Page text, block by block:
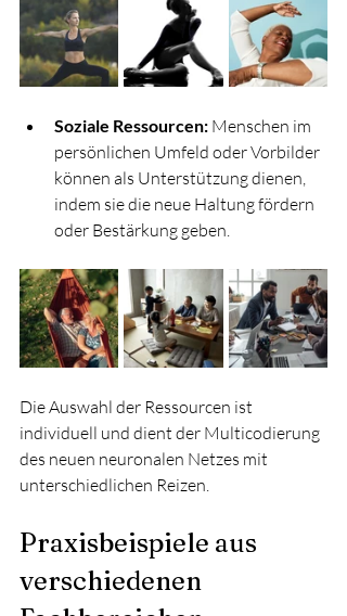
Soziale Ressourcen: Menschen im
persönlichen Umfeld oder Vorbilder
können als Unterstützung dienen,
indem sie die neue Haltung fördern
oder Bestärkung geben.
Die Auswahl der Ressourcen ist
individuell und dient der Multicodierung
des neuen neuronalen Netzes mit
unterschiedlichen Reizen.
Praxisbeispiele aus
verschiedenen